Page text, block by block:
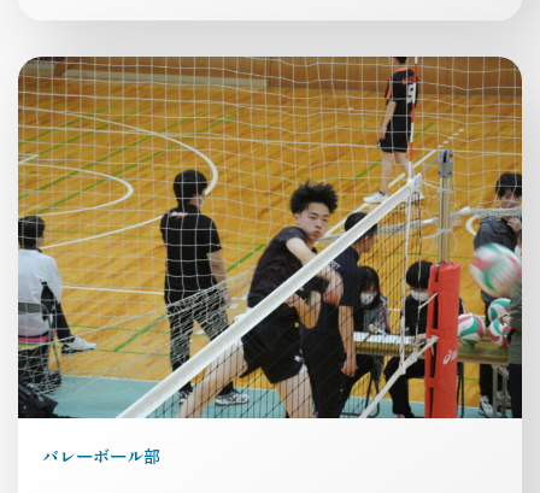
バレーボール部